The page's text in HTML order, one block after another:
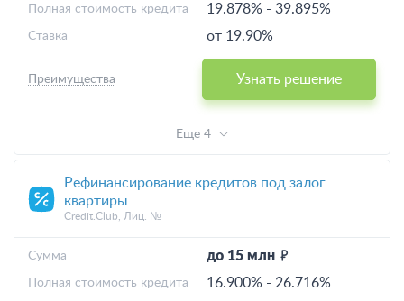
19.878% - 39.895%
Полная стоимость кредита
от 19.90%
Ставка
Узнать решение
Преимущества
Еще 4
Рефинансирование кредитов под залог
квартиры
Credit.Club, Лиц. №
до 15 млн
Cумма
16.900% - 26.716%
Полная стоимость кредита